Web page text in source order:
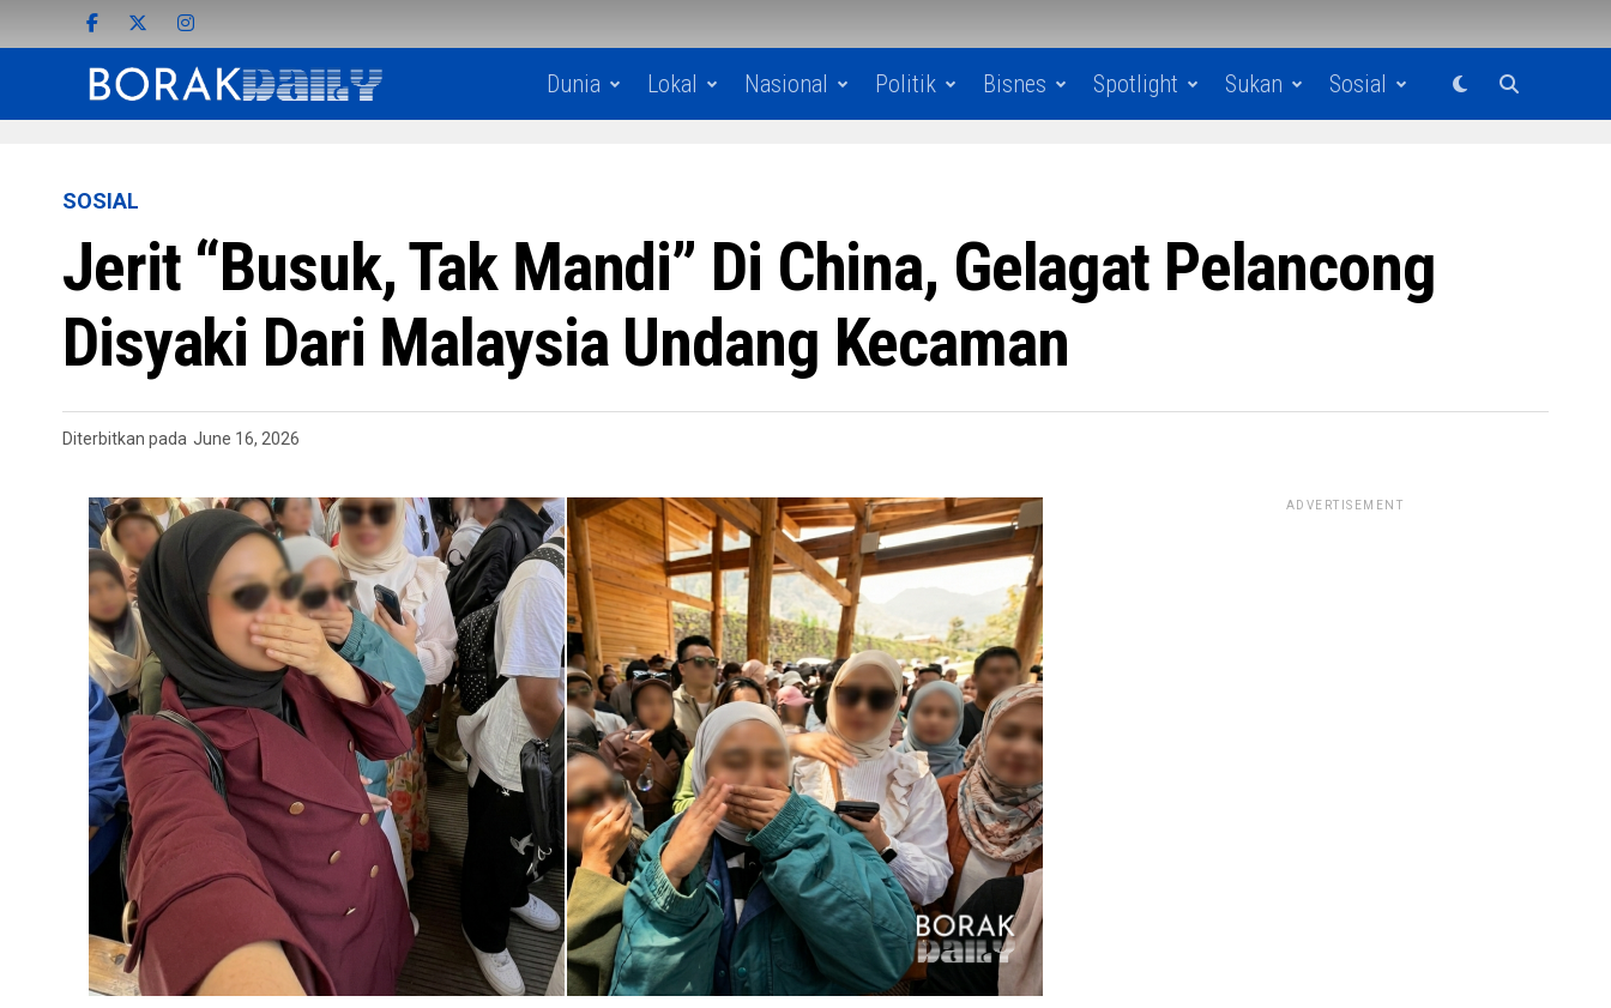
Dunia Lokal Nasional Politik Bisnes Spotlight Sukan Sosial
SOSIAL
Jerit “Busuk, Tak Mandi” Di China, Gelagat Pelancong
Disyaki Dari Malaysia Undang Kecaman
Diterbitkan pada June 16, 2026
ADVERTISEMENT